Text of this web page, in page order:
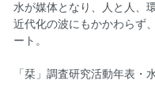
水が媒体となり、人と人、
近代化の波にもかかわらず
ート。
「栞」調査研究活動年表・